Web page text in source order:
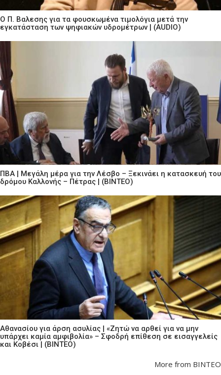
Ο Π. Βαλεσης για τα φουσκωμένα τιμολόγια μετά την
εγκατάσταση των ψηφιακών υδρομέτρων | (AUDIO)
ΠΒΑ | Μεγάλη μέρα για την Λέσβο – Ξεκινάει η κατασκευή του
δρόμου Καλλονής – Πέτρας | (ΒΙΝΤΕΟ)
Αθανασίου για άρση ασυλίας | «Ζητώ να αρθεί για να μην
υπάρχει καμία αμφιβολία» – Σφοδρή επίθεση σε εισαγγελείς
και Κοβέσι | (ΒΙΝΤΕΟ)
More from ΒΙΝΤΕΟ